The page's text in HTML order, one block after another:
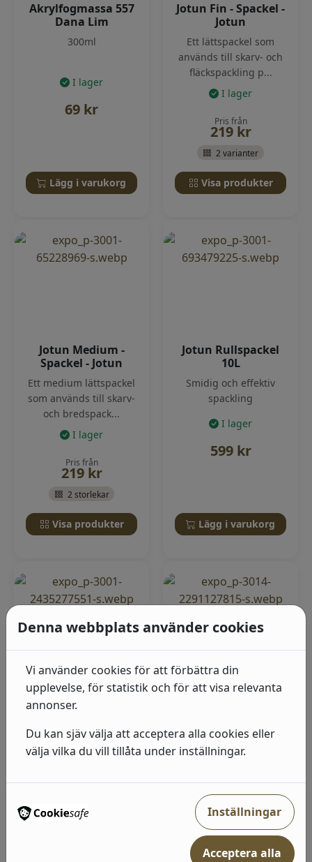
Akrylfogmassa 557
Dana Lim
300ml
I lager
69 kr
Lägg i varukorg
Jotun Fin - Spackel -
Jotun
Ett lättspackel som
används till skarv- och
fläckspackling p...
I lager
Pris från
219 kr
2 varianter
Visa produkter
Jotun Medium -
Spackel - Jotun
Ett medium lättspackel
som används till skarv-
och bredspack...
I lager
Pris från
219 kr
2 storlekar
Visa produkter
Jotun Rullspackel
10L
Smidig och effektiv
spackling
I lager
599 kr
Lägg i varukorg
Lady Mineral Revive
Jotun (10 liter)
Målarfog 558 Dana
vattenbaserad, ftalatfri,
specialutvec...
69kr
Lägg i varukorg
Denna webbplats använder cookies
Vi använder cookies för att förbättra din
upplevelse, för statistik och för att visa relevanta
annonser.
Du kan sjäv välja att acceptera alla cookies eller
välja vilka du vill tillåta under inställningar.
Inställningar
Acceptera alla